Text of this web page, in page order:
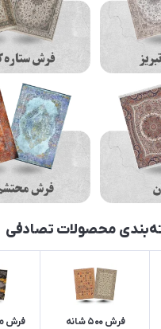
محصولات تصادفی
فرش 500 شانه فرش